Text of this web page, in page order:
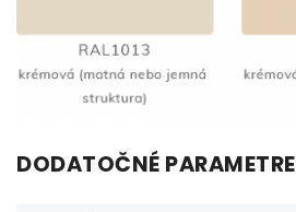
DODATOČNÉ PARAMETRE